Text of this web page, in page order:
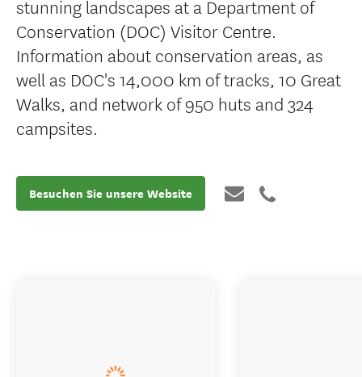
stunning landscapes at a Department of
Conservation (DOC) Visitor Centre.
Information about conservation areas, as
well as DOC's 14,000 km of tracks, 10 Great
Walks, and network of 950 huts and 324
campsites.
Besuchen Sie unsere Website